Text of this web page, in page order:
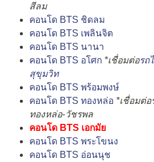
สีลม
คอนโด BTS ชิดลม
คอนโด BTS เพลินจิต
คอนโด BTS นานา
คอนโด BTS อโศก *เชื่อมต่อรถ
สุขุมวิท
คอนโด BTS พร้อมพงษ์
คอนโด BTS ทองหล่อ *เชื่อมต่
ทองหล่อ-วัชรพล
คอนโด BTS เอกมัย
คอนโด BTS พระโขนง
คอนโด BTS อ่อนนุช